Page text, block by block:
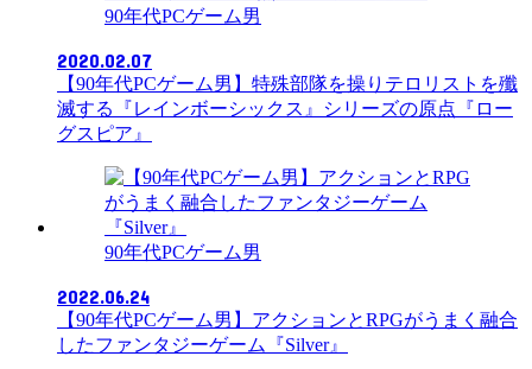
90年代PCゲーム男
2020.02.07
【90年代PCゲーム男】特殊部隊を操りテロリストを殲
滅する『レインボーシックス』シリーズの原点『ロー
グスピア』
90年代PCゲーム男
2022.06.24
【90年代PCゲーム男】アクションとRPGがうまく融合
したファンタジーゲーム『Silver』